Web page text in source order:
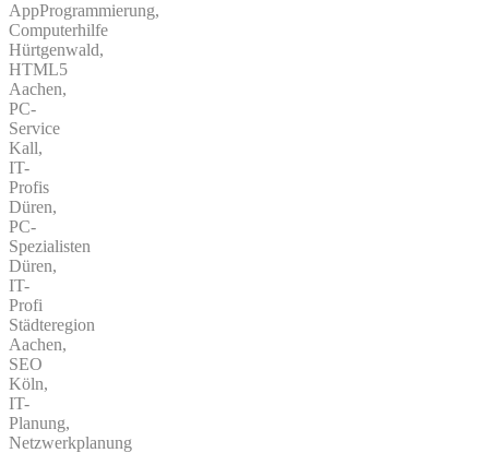
AppProgrammierung,
Computerhilfe
Hürtgenwald,
HTML5
Aachen,
PC-
Service
Kall,
IT-
Profis
Düren,
PC-
Spezialisten
Düren,
IT-
Profi
Städteregion
Aachen,
SEO
Köln,
IT-
Planung,
Netzwerkplanung